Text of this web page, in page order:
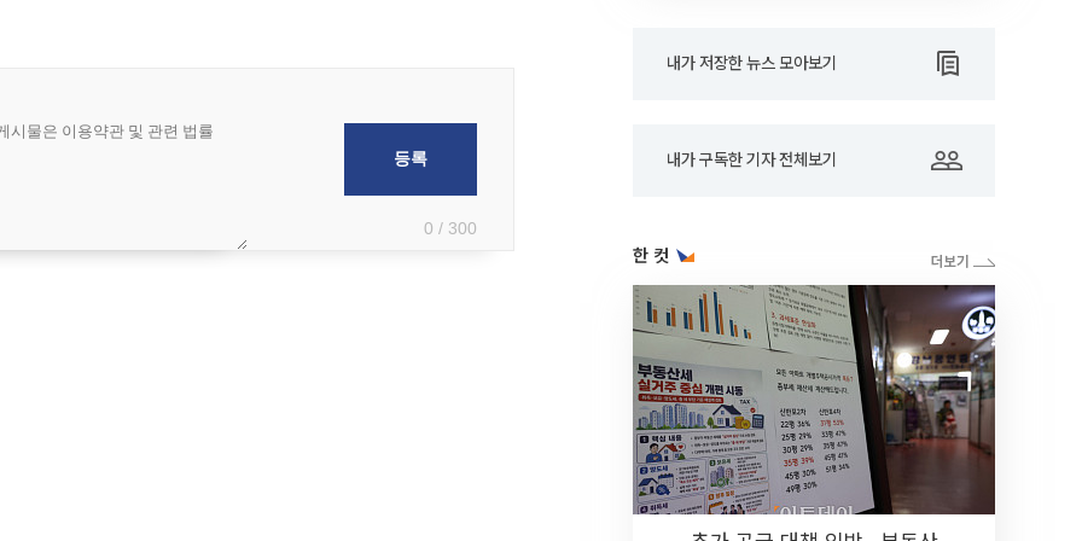
0 / 300
내가 저장한 뉴스 모아보기
내가 구독한 기자 전체보기
한 컷